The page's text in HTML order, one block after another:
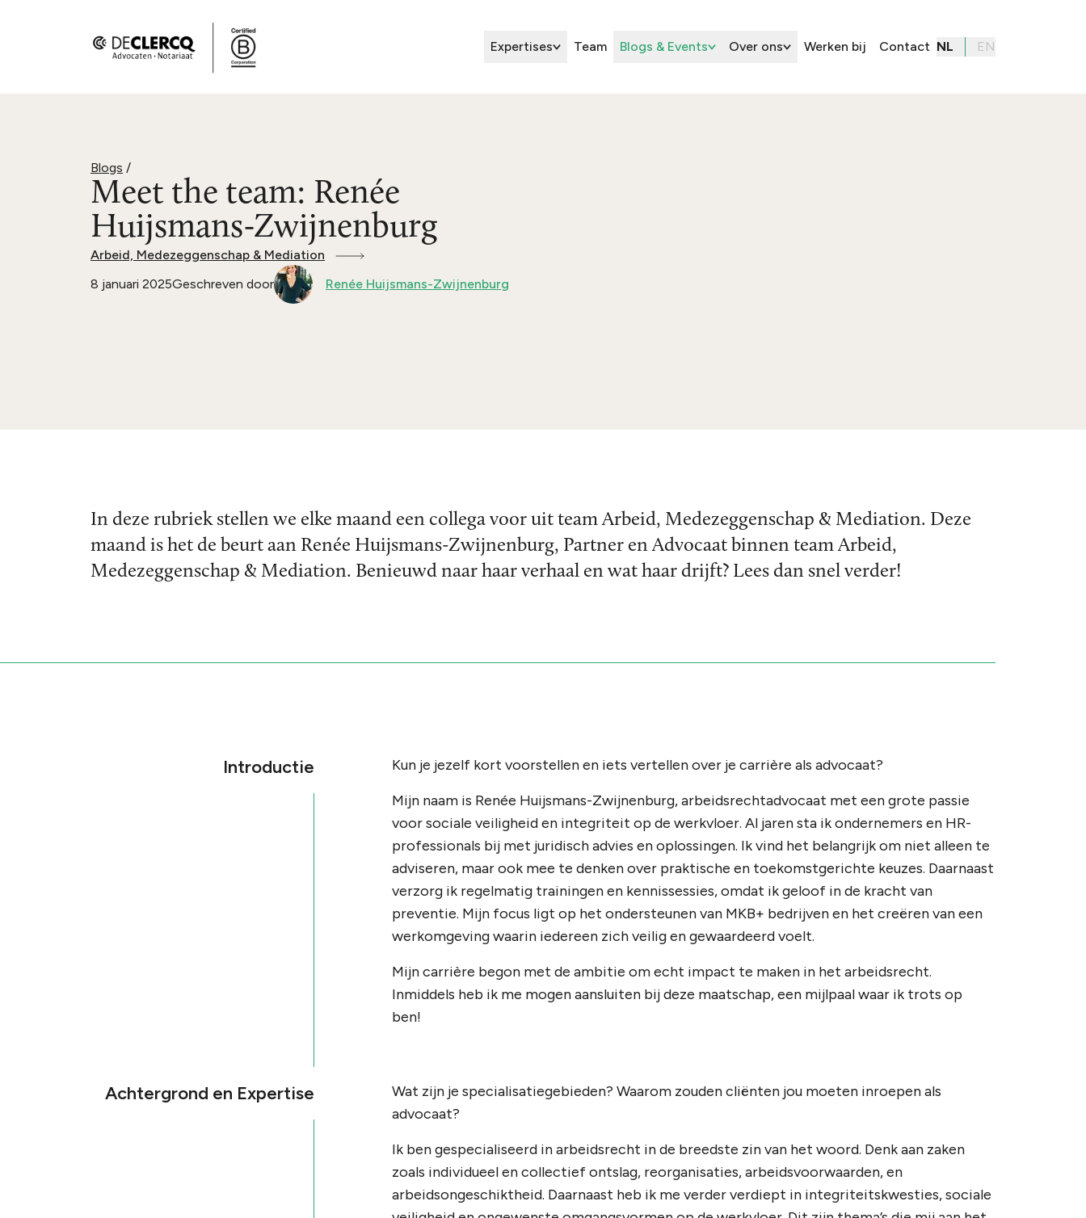
Expertises Team Blogs & Events Over ons Werken bij Contact NL EN
Blogs /
Meet the team: Renée
Huijsmans-Zwijnenburg
Arbeid, Medezeggenschap & Mediation
8 januari 2025Geschreven door Renée Huijsmans-Zwijnenburg
In deze rubriek stellen we elke maand een collega voor uit team Arbeid, Medezeggenschap & Mediation. Deze
maand is het de beurt aan Renée Huijsmans-Zwijnenburg, Partner en Advocaat binnen team Arbeid,
Medezeggenschap & Mediation. Benieuwd naar haar verhaal en wat haar drijft? Lees dan snel verder!
Introductie
Kun je jezelf kort voorstellen en iets vertellen over je carrière als advocaat?
Mijn naam is Renée Huijsmans-Zwijnenburg, arbeidsrechtadvocaat met een grote passie
voor sociale veiligheid en integriteit op de werkvloer. Al jaren sta ik ondernemers en HR-
professionals bij met juridisch advies en oplossingen. Ik vind het belangrijk om niet alleen te
adviseren, maar ook mee te denken over praktische en toekomstgerichte keuzes. Daarnaast
verzorg ik regelmatig trainingen en kennissessies, omdat ik geloof in de kracht van
preventie. Mijn focus ligt op het ondersteunen van MKB+ bedrijven en het creëren van een
werkomgeving waarin iedereen zich veilig en gewaardeerd voelt.
Mijn carrière begon met de ambitie om echt impact te maken in het arbeidsrecht.
Inmiddels heb ik me mogen aansluiten bij deze maatschap, een mijlpaal waar ik trots op
ben!
Achtergrond en Expertise
Wat zijn je specialisatiegebieden? Waarom zouden cliënten jou moeten inroepen als
advocaat?
Ik ben gespecialiseerd in arbeidsrecht in de breedste zin van het woord. Denk aan zaken
zoals individueel en collectief ontslag, reorganisaties, arbeidsvoorwaarden, en
arbeidsongeschiktheid. Daarnaast heb ik me verder verdiept in integriteitskwesties, sociale